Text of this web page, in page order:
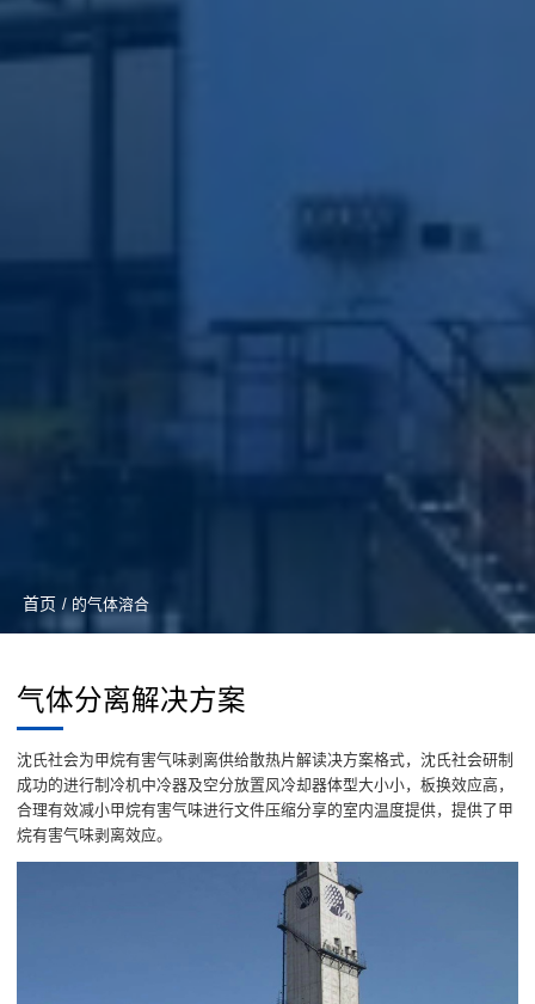
首页 / 的气体溶合
气体分离解决方案
沈氏社会为甲烷有害气味剥离供给散热片解读决方案格式，沈氏社会研制
成功的进行制冷机中冷器及空分放置风冷却器体型大小小，板换效应高，
合理有效减小甲烷有害气味进行文件压缩分享的室内温度提供，提供了甲
烷有害气味剥离效应。